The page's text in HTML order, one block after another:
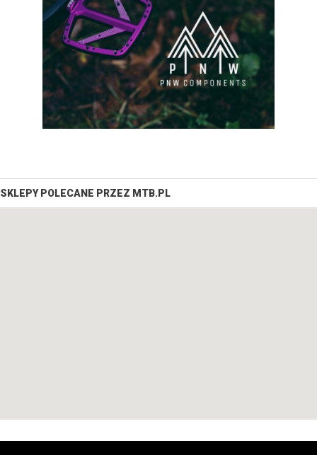
SKLEPY POLECANE PRZEZ MTB.PL